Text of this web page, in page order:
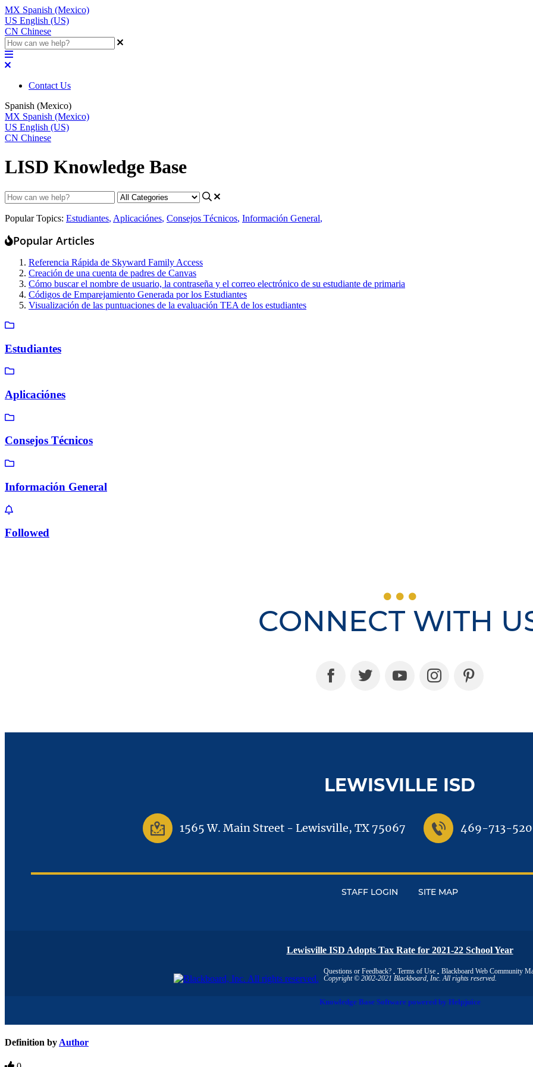
MX Spanish (Mexico)
US English (US)
CN Chinese
Contact Us
Spanish (Mexico)
MX Spanish (Mexico)
US English (US)
CN Chinese
LISD Knowledge Base
Popular Topics: Estudiantes, Aplicaciónes, Consejos Técnicos, Información General,
Popular Articles
Referencia Rápida de Skyward Family Access
Creación de una cuenta de padres de Canvas
Cómo buscar el nombre de usuario, la contraseña y el correo electrónico de su estudiante de primaria
Códigos de Emparejamiento Generada por los Estudiantes
Visualización de las puntuaciones de la evaluación TEA de los estudiantes
Estudiantes
Aplicaciónes
Consejos Técnicos
Información General
Followed
CONNECT WITH
LEWISVILLE ISD
1565 W. Main Street- Lewisville, TX 75067 469-713-
STAFF LOGIN SITE MAP
Lewisville ISD Adopts Tax Rate for 2021-22 School Year
Questions or Feedback? Terms of Use
Blackboard Web Community
Copyright © 2002-2021 Blackboard, Inc. All rights reserved.
Knowledge Base Software powered by Helpjuice
Definition by Author